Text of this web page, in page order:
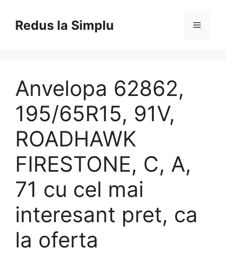
contentRedus la Simplu Menu
Anvelopa 62862,
195/65R15, 91V,
ROADHAWK
FIRESTONE, C, A,
71 cu cel mai
interesant pret, ca
la oferta